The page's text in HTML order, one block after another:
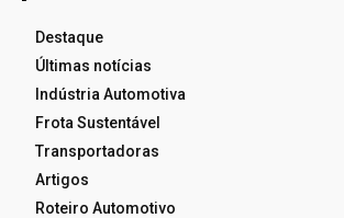
Destaque
Últimas notícias
Indústria Automotiva
Frota Sustentável
Transportadoras
Artigos
Roteiro Automotivo